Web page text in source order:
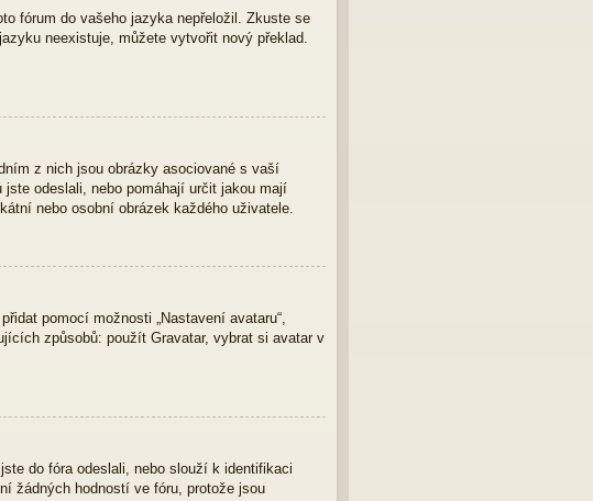
fórum do vašeho jazyka nepřeložil. Zkuste se
neexistuje, můžete vytvořit nový překlad.
z nich jsou obrázky asociované s vaší
odeslali, nebo pomáhají určit jakou mají
nebo osobní obrázek každého uživatele.
pomocí možnosti „Nastavení avataru“,
způsobů: použít Gravatar, vybrat si avatar v
do fóra odeslali, nebo slouží k identifikaci
žádných hodností ve fóru, protože jsou